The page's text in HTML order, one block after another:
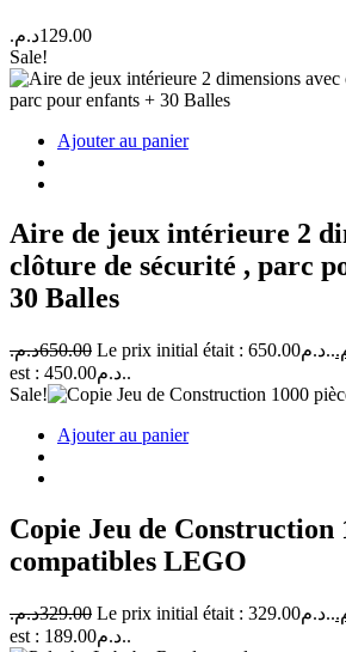
129.00د.م.
Sale!
Ajouter au panier
Aire de jeux intérieure 2
clôture de sécurité , parc
30 Balles
650.00د.م. Le prix initial était : 650.00د.م..
est : 450.00د.م..
Sale!
Ajouter au panier
Copie Jeu de Construction
compatibles LEGO
329.00د.م. Le prix initial était : 329.00د.م..
est : 189.00د.م..